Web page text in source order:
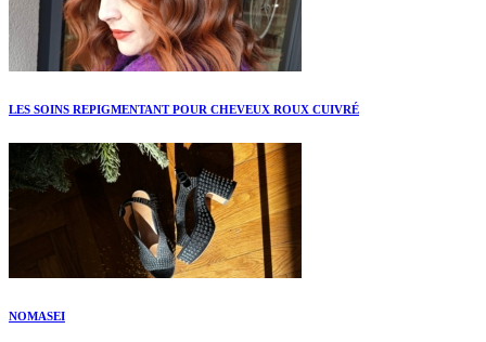
LES SOINS REPIGMENTANT POUR CHEVEUX ROUX CUIVRÉ
NOMASEI